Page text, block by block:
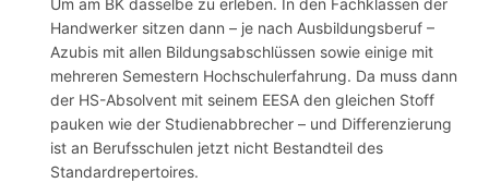
Um am BK dasselbe zu erleben. In den Fachklassen der
Handwerker sitzen dann – je nach Ausbildungsberuf –
Azubis mit allen Bildungsabschlüssen sowie einige mit
mehreren Semestern Hochschulerfahrung. Da muss dann
der HS-Absolvent mit seinem EESA den gleichen Stoff
pauken wie der Studienabbrecher – und Differenzierung
ist an Berufsschulen jetzt nicht Bestandteil des
Standardrepertoires.